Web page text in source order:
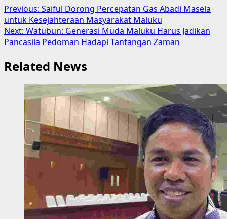
Post
navigation
Previous: Saiful Dorong Percepatan Gas Abadi Masela
untuk Kesejahteraan Masyarakat Maluku
Next: Watubun: Generasi Muda Maluku Harus Jadikan
Pancasila Pedoman Hadapi Tantangan Zaman
Related News